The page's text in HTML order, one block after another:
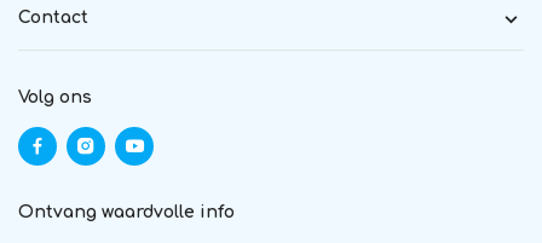
Contact
Volg ons
Ontvang waardvolle info